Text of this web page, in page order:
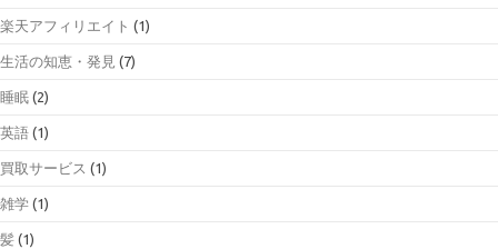
楽天アフィリエイト (1)
生活の知恵・発見 (7)
睡眠 (2)
英語 (1)
買取サービス (1)
雑学 (1)
髪 (1)